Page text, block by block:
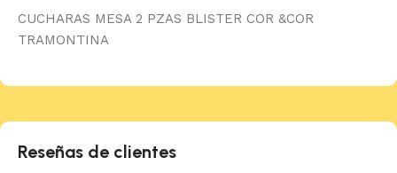
CUCHARAS MESA 2 PZAS BLISTER COR &COR
TRAMONTINA
Reseñas de clientes